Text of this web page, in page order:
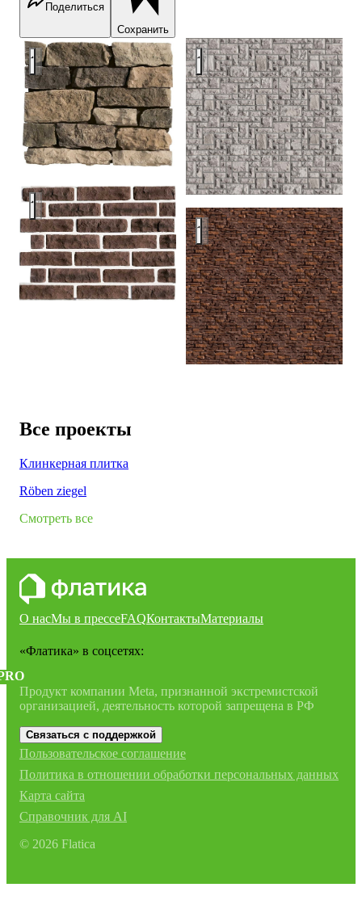
Поделиться
Сохранить
Облицовочный камень Облицовочный камень
Облицовочный камень
Облицовочный камень
Все проекты
Клинкерная плитка
Röben ziegel
Смотреть все
О насМы в прессеFAQКонтактыМатериалы
«Флатика» в соцсетях:
Продукт компании Meta, признанной экстремистской
организацией, деятельность которой запрещена в РФ
Связаться с поддержкой
Пользовательское соглашение
Политика в отношении обработки персональных данных
Карта сайта
Справочник для AI
© 2026 Flatica